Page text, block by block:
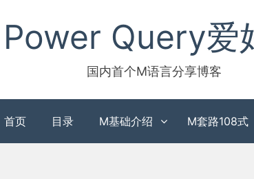
Power Query爱
国内首个M语言分享博客
首页 目录 M基础介绍 M套路108式